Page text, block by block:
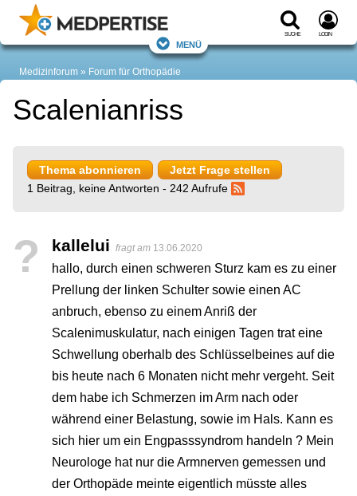
Suche Login
Menü
Medizinforum Forum für Orthopädie
Scalenianriss
Thema abonnieren
Jetzt Frage stellen
1 Beitrag, keine Antworten - 242 Aufrufe
? kallelui fragt am 13.06.2020
hallo, durch einen schweren Sturz kam es zu einer
Prellung der linken Schulter sowie einen AC
anbruch, ebenso zu einem Anriß der
Scalenimuskulatur, nach einigen Tagen trat eine
Schwellung oberhalb des Schlüsselbeines auf die
bis heute nach 6 Monaten nicht mehr vergeht. Seit
dem habe ich Schmerzen im Arm nach oder
während einer Belastung, sowie im Hals. Kann es
sich hier um ein Engpasssyndrom handeln ? Mein
Neurologe hat nur die Armnerven gemessen und
der Orthopäde meinte eigentlich müsste alles